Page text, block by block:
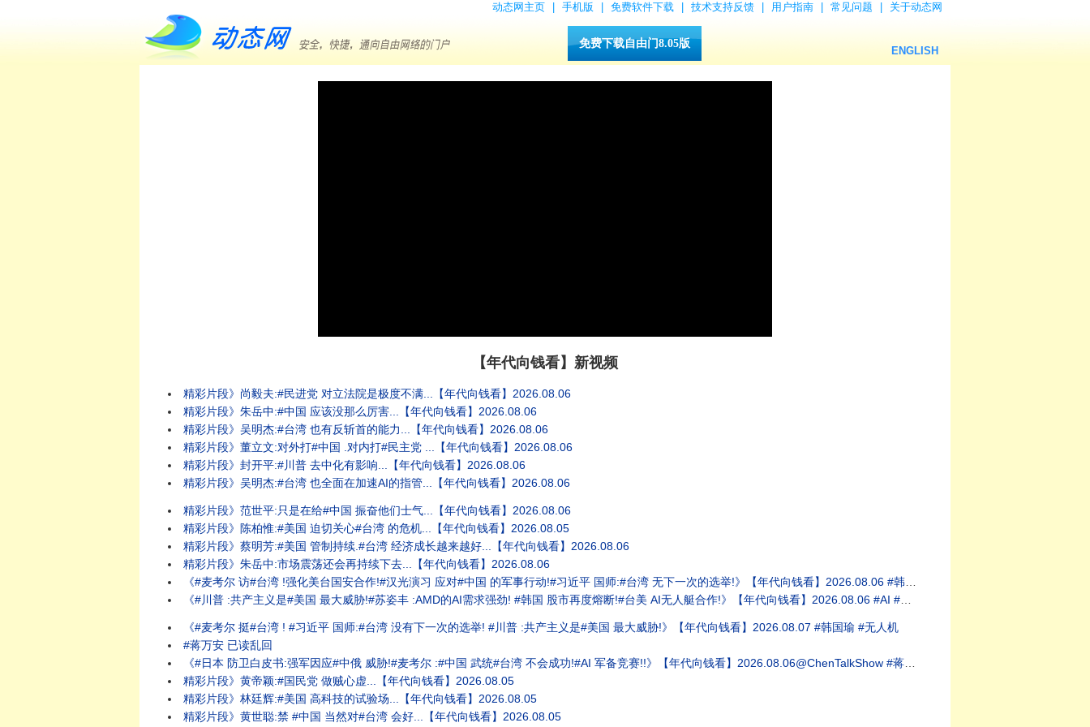
动态网主页 手机版 免费软件下载 技术支持反馈 用户指南 常见问题 关于动态网
免费下载自由门8.05版
ENGLISH
【年代向钱看】新视频
精彩片段》尚毅夫:#民进党 对立法院是极度不满...【年代向钱看】2026.08.06
精彩片段》朱岳中:#中国 应该没那么厉害...【年代向钱看】2026.08.06
精彩片段》吴明杰:#台湾 也有反斩首的能力...【年代向钱看】2026.08.06
精彩片段》董立文:对外打#中国 .对内打#民主党 ...【年代向钱看】2026.08.06
精彩片段》封开平:#川普 去中化有影响...【年代向钱看】2026.08.06
精彩片段》吴明杰:#台湾 也全面在加速AI的指管...【年代向钱看】2026.08.06
精彩片段》范世平:只是在给#中国 振奋他们士气...【年代向钱看】2026.08.06
精彩片段》陈柏惟:#美国 迫切关心#台湾 的危机...【年代向钱看】2026.08.05
精彩片段》蔡明芳:#美国 管制持续.#台湾 经济成长越来越好...【年代向钱看】2026.08.06
精彩片段》朱岳中:市场震荡还会再持续下去...【年代向钱看】2026.08.06
《#麦考尔 访#台湾 !强化美台国安合作!#汉光演习 应对#中国 的军事行动!#习近平 国师:#台湾 无下一次的选举!》【年代向钱看】2026.08.06 #韩国瑜 #无人机
《#川普 :共产主义是#美国 最大威胁!#苏姿丰 :AMD的AI需求强劲! #韩国 股市再度熔断!#台美 AI无人艇合作!》【年代向钱看】2026.08.06 #AI #中国
《#麦考尔 挺#台湾 ! #习近平 国师:#台湾 没有下一次的选举! #川普 :共产主义是#美国 最大威胁!》【年代向钱看】2026.08.07 #韩国瑜 #无人机
#蒋万安 已读乱回
《#日本 防卫白皮书:强军因应#中俄 威胁!#麦考尔 :#中国 武统#台湾 不会成功!#AI 军备竞赛!!》【年代向钱看】2026.08.06@ChenTalkShow #蒋万安 #川普 #习近平
精彩片段》黄帝颖:#国民党 做贼心虚...【年代向钱看】2026.08.05
精彩片段》林廷辉:#美国 高科技的试验场...【年代向钱看】2026.08.05
精彩片段》黄世聪:禁 #中国 当然对#台湾 会好...【年代向钱看】2026.08.05